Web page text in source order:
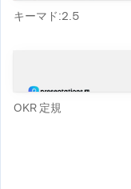
キーマド:2.5
OKR 定規